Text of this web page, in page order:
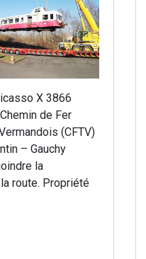
X 3866
de Fer
(CFTV)
– Gauchy
la
route. Propriété